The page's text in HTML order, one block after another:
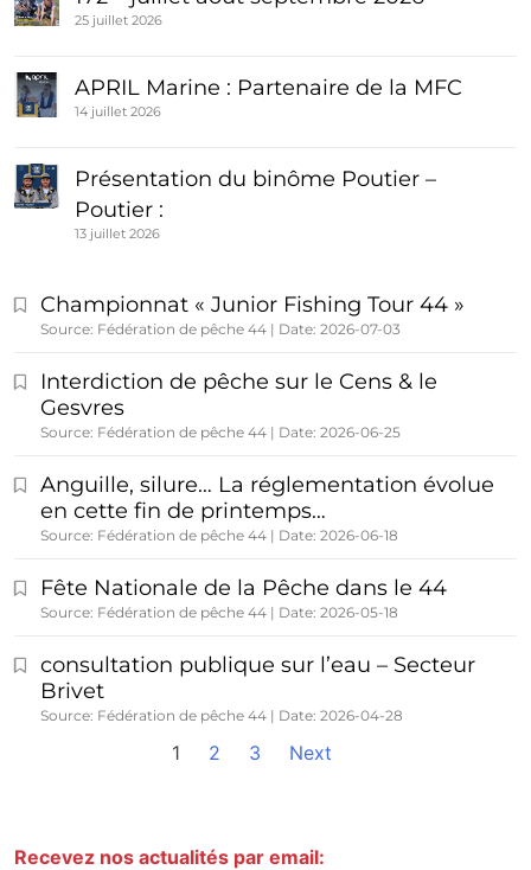
25 juillet 2026
APRIL Marine : Partenaire de la MFC
14 juillet 2026
Présentation du binôme Poutier –
Poutier :
13 juillet 2026
Championnat « Junior Fishing Tour 44 »
Source: Fédération de pêche 44 Date: 2026-07-03
Interdiction de pêche sur le Cens & le
Gesvres
Source: Fédération de pêche 44 Date: 2026-06-25
Anguille, silure… La réglementation évolue
en cette fin de printemps…
Source: Fédération de pêche 44 Date: 2026-06-18
Fête Nationale de la Pêche dans le 44
Source: Fédération de pêche 44 Date: 2026-05-18
consultation publique sur l’eau – Secteur
Brivet
Source: Fédération de pêche 44 Date: 2026-04-28
1 2 3 Next
Recevez nos actualités par email: